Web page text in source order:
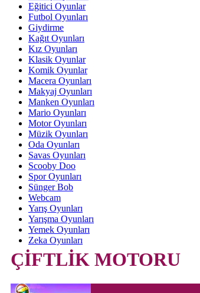
Eğitici Oyunlar
Futbol Oyunları
Giydirme
Kağıt Oyunları
Kız Oyunları
Klasik Oyunlar
Komik Oyunlar
Macera Oyunları
Makyaj Oyunları
Manken Oyunları
Mario Oyunları
Motor Oyunları
Müzik Oyunları
Oda Oyunları
Savas Oyunları
Scooby Doo
Spor Oyunları
Sünger Bob
Webcam
Yarış Oyunları
Yarışma Oyunları
Yemek Oyunları
Zeka Oyunları
ÇİFTLİK MOTORU